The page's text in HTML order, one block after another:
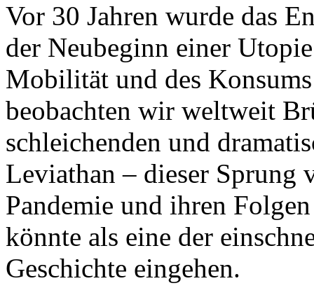
Vor 30 Jahren wurde das
der Neubeginn einer
Mobilität und des
beobachten wir weltweit
schleichenden und
Leviathan – dieser Sprung
Pandemie und ihren
könnte als eine der
Geschichte eingehen.